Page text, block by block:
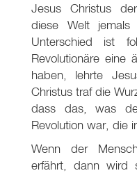
Jesus Christus
diese Welt
Unterschied ist
Revolutionäre eine
haben, lehrte
Christus traf die
dass das, was
Revolution war, die
Wenn der
erfährt, dann wird